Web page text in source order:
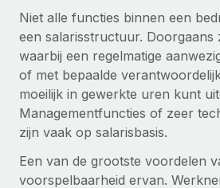
INFRASTRUCTUUR
Remote Embedded
HR naadloos in workflows
Platform
Ingebouwde essentiële HR-
Verbinden
Nieuw
AI-tools koppelen aan Remote
bedrijven
Mid-market
Teams uitbreiden met HR
Enterprise
Global HR voor grote bedrijven
WERK MET ONS SAMEN
Onderzoek en gidsen
Casestudy's
HR-woordenlijst
Checklists en templates
Bibliotheek met
Deutsch
Español
Italiano
Português (Portugal)
日本語
Niet alle functies binnen een
een salarisstructuur. Doorgaans
waarbij een regelmatige
of met bepaalde
moeilijk in gewerkte uren kunt
Managementfuncties of zeer
zijn vaak op salarisbasis.
Een van de grootste voordelen
voorspelbaarheid ervan.